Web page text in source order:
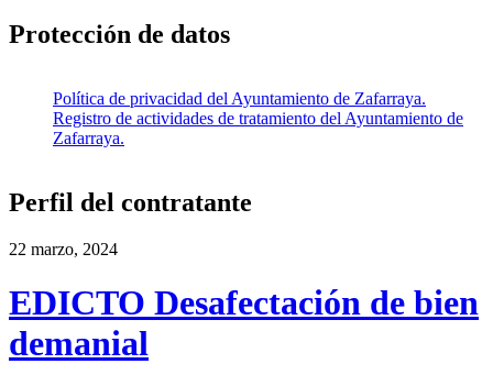
Protección de datos
Política de privacidad del Ayuntamiento de Zafarraya.
Registro de actividades de tratamiento del Ayuntamiento de
Zafarraya.
Perfil del contratante
22 marzo, 2024
EDICTO Desafectación de bien
demanial